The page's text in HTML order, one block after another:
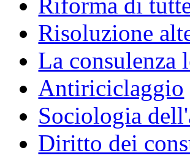
Riforma di
Risoluzione
La consulenza
Antiriciclaggio
Sociologia
Diritto dei